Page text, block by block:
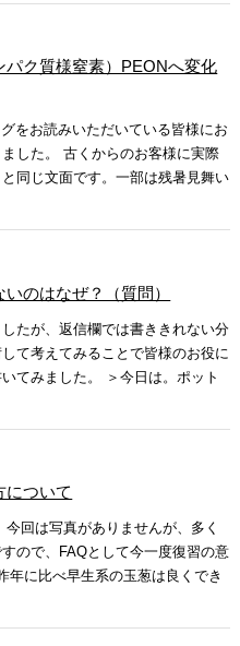
ク質様窒素）PEONへ変化
をお読みいただいている皆様にお
した。 古くからのお客様に実際
同じ文面です。一部は残暑見舞い
のはなぜ？（質問）
たが、返信欄では書ききれない分
て考えてみることで皆様のお役に
てみました。 ＞今日は。ポット
について
回は写真がありませんが、多く
ので、FAQとして今一度復習の意
に比べ早生系の玉葱は良くでき